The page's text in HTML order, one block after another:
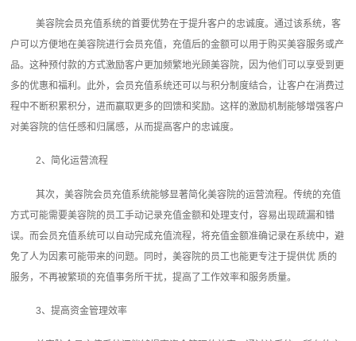
美容院会员充值系统的首要优势在于提升客户的忠诚度。通过该系统，客
户可以方便地在美容院进行会员充值，充值后的金额可以用于购买美容服务或产
品。这种预付款的方式激励客户更加频繁地光顾美容院，因为他们可以享受到更
多的优惠和福利。此外，会员充值系统还可以与积分制度结合，让客户在消费过
程中不断积累积分，进而赢取更多的回馈和奖励。这样的激励机制能够增强客户
对美容院的信任感和归属感，从而提高客户的忠诚度。
2、简化运营流程
其次，美容院会员充值系统能够显著简化美容院的运营流程。传统的充值
方式可能需要美容院的员工手动记录充值金额和处理支付，容易出现疏漏和错
误。而会员充值系统可以自动完成充值流程，将充值金额准确记录在系统中，避
免了人为因素可能带来的问题。同时，美容院的员工也能更专注于提供优 质的
服务，不再被繁琐的充值事务所干扰，提高了工作效率和服务质量。
3、提高资金管理效率